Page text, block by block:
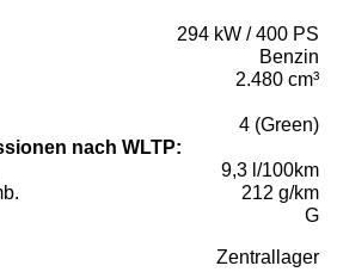
294 kW / 400 PS
Benzin
2.480 cm³
4 (Green)
nach WLTP:
9,3 l/100km
212 g/km
G
Zentrallager